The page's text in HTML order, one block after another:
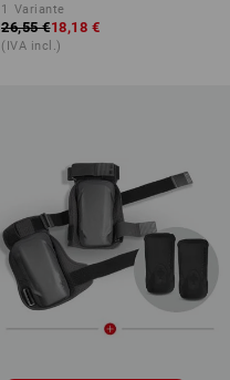
1 Variante
26,55 €18,18 €
(IVA incl.)